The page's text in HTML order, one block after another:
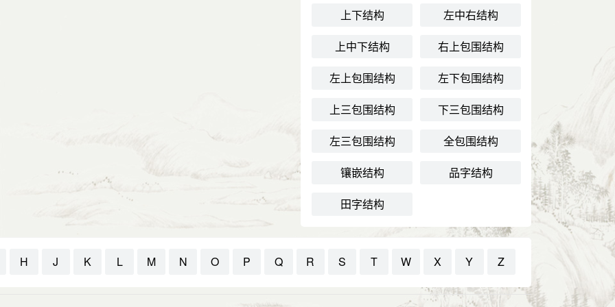
上下结构
左中右结构
上中下结构
右上包围结构
左上包围结构
左下包围结构
上三包围结构
下三包围结构
左三包围结构
全包围结构
镶嵌结构
品字结构
田字结构
H J K L M N O P Q R S T W X Y Z